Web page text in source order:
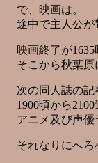
で、映画は。
途中で主人公が
映画終了が1635
そこから秋葉原
次の同人誌の記
1900頃から2100
アニメ及び声優
それなりにへろ